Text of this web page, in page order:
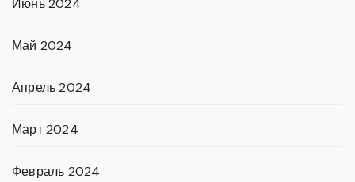
Июнь 2024
Май 2024
Апрель 2024
Март 2024
Февраль 2024